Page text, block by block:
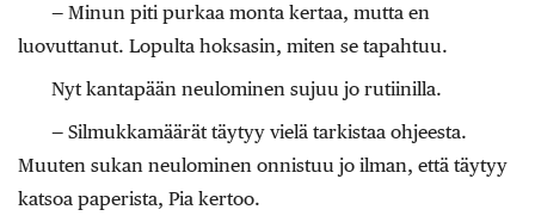
— Minun piti purkaa monta kertaa, mutta en
luovuttanut. Lopulta hoksasin, miten se tapahtuu.
Nyt kantapään neulominen sujuu jo rutiinilla.
— Silmukkamäärät täytyy vielä tarkistaa ohjeesta.
Muuten sukan neulominen onnistuu jo ilman, että täytyy
katsoa paperista, Pia kertoo.